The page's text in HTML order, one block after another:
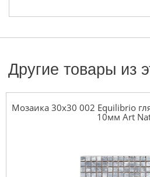
Другие товары из
Мозаика 30x30 002 Equilibrio
10мм Art